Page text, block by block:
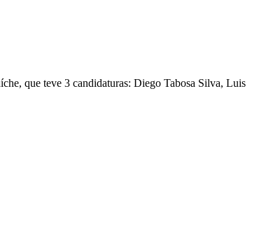
que teve 3 candidaturas: Diego Tabosa Silva, Luis